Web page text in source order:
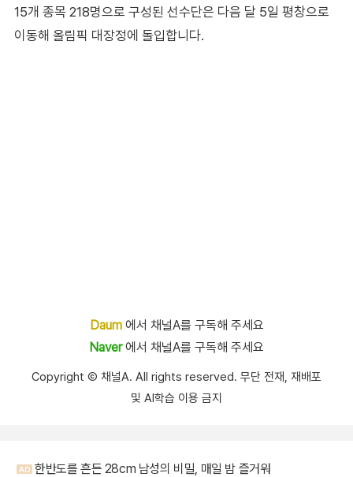
15개 종목 218명으로 구성된 선수단은 다음 달 5일 평창으로
이동해 올림픽 대장정에 돌입합니다.
Daum에서 채널A를 구독해 주세요
Naver에서 채널A를 구독해 주세요
Copyright Ⓒ 채널A. All rights reserved. 무단 전재, 재배포
및 AI학습 이용 금지